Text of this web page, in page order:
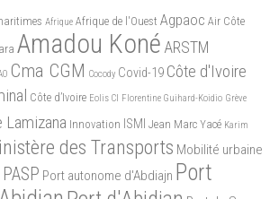
Afrique Afrique de l'Ouest Agpaoc Air Côte
Amadou Koné ARSTM
Cma CGM Cocody Covid-19 Côte d'Ivoire
Côte d’Ivoire Eolis CI Florentine Guihard-Koidio Grève
Lamizana Innovation ISMI Jean Marc Yacé Karim
des Transports Mobilité urbaine
PASP Port autonome d'Abdiajn Port